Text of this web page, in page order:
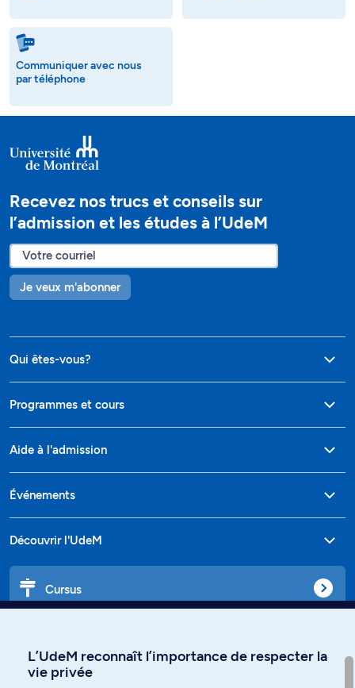
Communiquer avec nous
par téléphone
Recevez nos trucs et conseils sur
l’admission et les études à l’UdeM
Je veux m'abonner
Qui êtes-vous?
Programmes et cours
Aide à l'admission
Événements
Découvrir l'UdeM
Cursus
L’UdeM reconnaît l’importance de respecter la
vie privée